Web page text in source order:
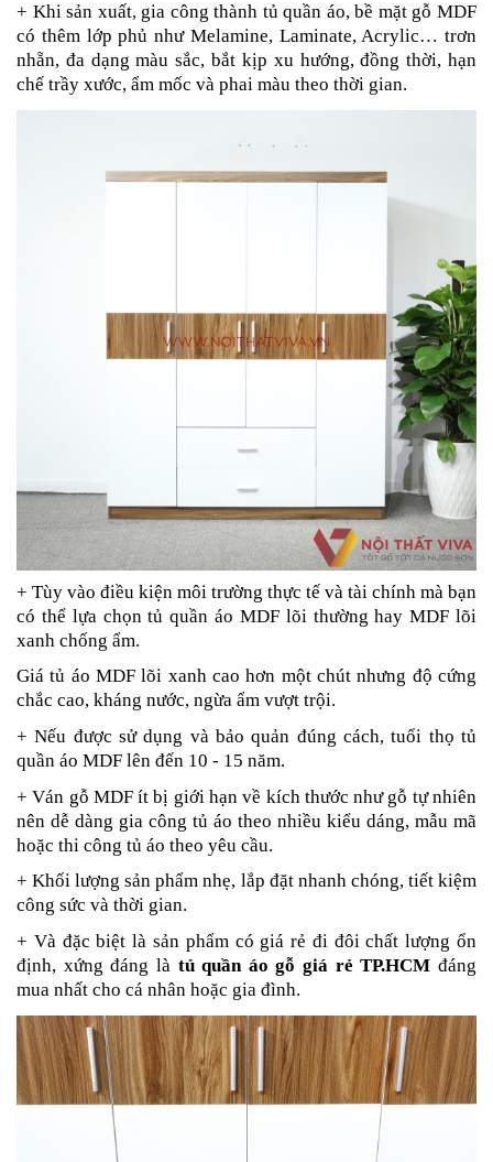
+ Khi sản xuất, gia công thành tủ quần áo, bề mặt gỗ MDF
có thêm lớp phủ như Melamine, Laminate, Acrylic… trơn
nhẵn, đa dạng màu sắc, bắt kịp xu hướng, đồng thời, hạn
chế trầy xước, ẩm mốc và phai màu theo thời gian.
+ Tùy vào điều kiện môi trường thực tế và tài chính mà bạn
có thể lựa chọn tủ quần áo MDF lõi thường hay MDF lõi
xanh chống ẩm.
Giá tủ áo MDF lõi xanh cao hơn một chút nhưng độ cứng
chắc cao, kháng nước, ngừa ẩm vượt trội.
+ Nếu được sử dụng và bảo quản đúng cách, tuổi thọ tủ
quần áo MDF lên đến 10 - 15 năm.
+ Ván gỗ MDF ít bị giới hạn về kích thước như gỗ tự nhiên
nên dễ dàng gia công tủ áo theo nhiều kiểu dáng, mẫu mã
hoặc thi công tủ áo theo yêu cầu.
+ Khối lượng sản phẩm nhẹ, lắp đặt nhanh chóng, tiết kiệm
công sức và thời gian.
+ Và đặc biệt là sản phẩm có giá rẻ đi đôi chất lượng ổn
định, xứng đáng là tủ quần áo gỗ giá rẻ TP.HCM đáng
mua nhất cho cá nhân hoặc gia đình.